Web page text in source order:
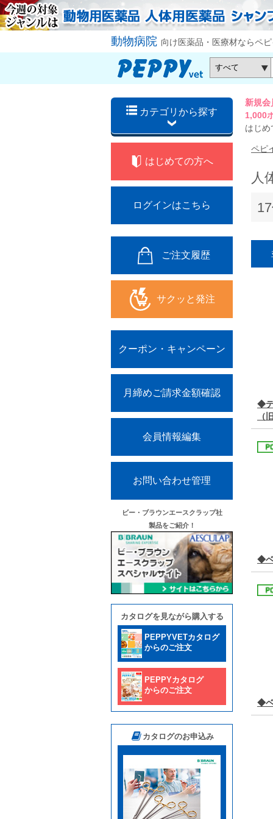
動物病院 向け医薬品・医療材ならペ
カテゴリから探す
新規
1,000
はじめ
はじめての方へ
ログインはこちら
ご注文履歴
サクッと発注
クーポン・キャンペーン
月締めご請求金額確認
会員情報編集
お問い合わせ管理
ビー・ブラウンエースクラップ社
製品をご紹介！
カタログを見ながら購入する
PEPPYVETカタログ
からのご注文
PEPPYカタログ
からのご注文
カタログのお申込み
ペピ
人
◆テ
（
◆ベ
◆ベ